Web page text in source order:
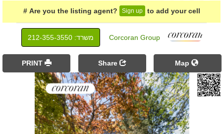
Are you the listing agent? Sign up to add your cell #
Corcoran Group משרד: ‍212-355-3550
Share
PRINT